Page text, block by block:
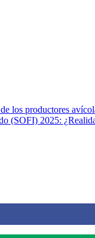
los productores
(SOFI) 2025: